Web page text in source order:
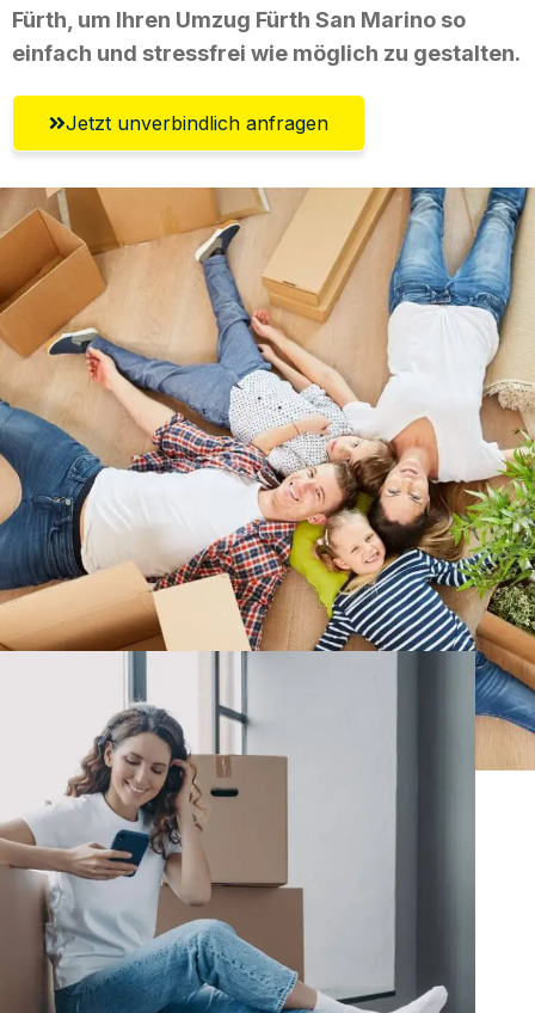
Fürth, um Ihren Umzug Fürth San Marino so
einfach und stressfrei wie möglich zu gestalten.
Jetzt unverbindlich anfragen